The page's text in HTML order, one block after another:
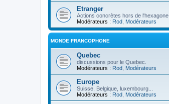
Etranger
Actions concrètes hors de l'hexagone
Modérateurs : Rod Modérateurs
MONDE FRANCOPHONE
Quebec
discussions pour le Quebec.
Modérateurs : Rod Modérateurs
Europe
Suisse, Belgique, luxembourg...
Modérateurs : Rod Modérateurs